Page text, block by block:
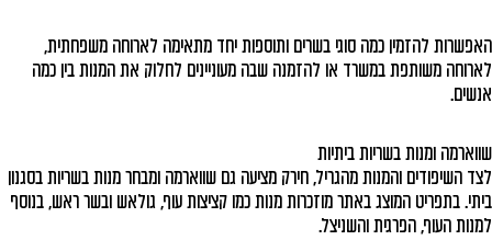
האפשרות להזמין כמה סוגי בשרים ותוספות יחד מתאימה לארוחה משפחתית,
לארוחה משותפת במשרד או להזמנה שבה מעוניינים לחלוק את המנות בין כמה
אנשים.
שווארמה ומנות בשריות ביתיות
לצד השיפודים והמנות מהגריל, חירק מציעה גם שווארמה ומבחר מנות בשריות בסגנון
ביתי. בתפריט המוצג באתר מוזכרות מנות כמו קציצות עוף, גולאש ובשר ראש, בנוסף
למנות העוף, הפרגית והשניצל.